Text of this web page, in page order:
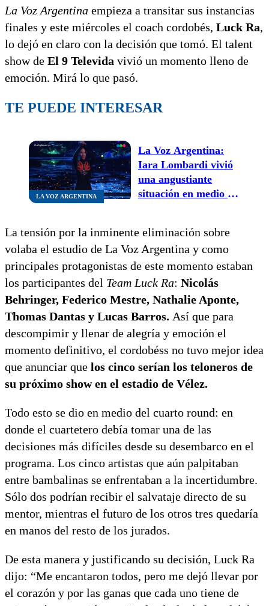
La Voz Argentina empieza a transitar sus instancias
finales y este miércoles el coach cordobés, Luck Ra,
lo dejó en claro con la decisión que tomó. El talent
show de El 9 Televida vivió un momento lleno de
emoción. Mirá lo que pasó.
TE PUEDE INTERESAR
LA VOZ ARGENTINA
La Voz Argentina:
Iara Lombardi vivió
una angustiante
situación en medio de
La tensión por la inminente eliminación sobre
volaba el estudio de La Voz Argentina y como
principales protagonistas de este momento estaban
los participantes del Team Luck Ra: Nicolás
Behringer, Federico Mestre, Nathalie Aponte,
Thomas Dantas y Lucas Barros. Así que para
descompimir y llenar de alegría y emoción el
momento definitivo, el cordobéss no tuvo mejor idea
que anunciar que los cinco serían los teloneros de
su próximo show en el estadio de Vélez.
Todo esto se dio en medio del cuarto round: en
donde el cuartetero debía tomar una de las
decisiones más difíciles desde su desembarco en el
programa. Los cinco artistas que aún palpitaban
entre bambalinas se enfrentaban a la incertidumbre.
Sólo dos podrían recibir el salvataje directo de su
mentor, mientras el futuro de los otros tres quedaría
en manos del resto de los jurados.
De esta manera y justificando su decisión, Luck Ra
dijo: “Me encantaron todos, pero me dejó llevar por
el corazón y por las ganas que cada uno tiene de